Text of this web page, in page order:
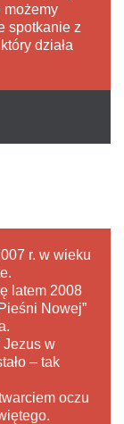
możemy
spotkanie z
działa
r. w wieku
latem 2008
Nowej”
Jezus w
– tak
oczu